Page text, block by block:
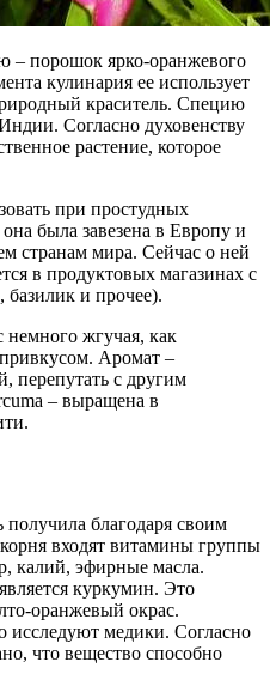
– порошок ярко-оранжевого
кулинария ее использует
краситель. Специю
Согласно духовенству
растение, которое
при простудных
была завезена в Европу и
странам мира. Сейчас о ней
в продуктовых магазинах с
базилик и прочее).
немного жгучая, как
Аромат –
перепутать с другим
– выращена в
благодаря своим
входят витамины группы
калий, эфирные масла.
куркумин. Это
оранжевый окрас.
исследуют медики. Согласно
что вещество способно